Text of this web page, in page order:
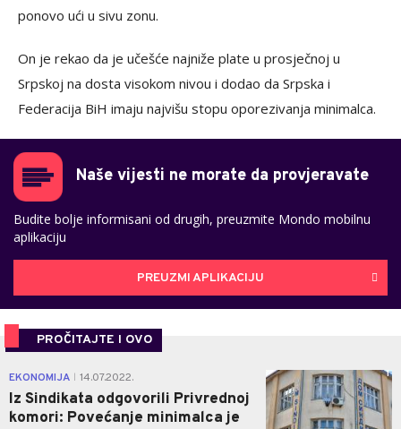
ponovo ući u sivu zonu.
On je rekao da je učešće najniže plate u prosječnoj u
Srpskoj na dosta visokom nivou i dodao da Srpska i
Federacija BiH imaju najvišu stopu oporezivanja minimalca.
Naše vijesti ne morate da provjeravate
Budite bolje informisani od drugih, preuzmite Mondo mobilnu
aplikaciju
PREUZMI APLIKACIJU
PROČITAJTE I OVO
EKONOMIJA 14.07.2022.
Iz Sindikata odgovorili Privrednoj
komori: Povećanje minimalca je
1